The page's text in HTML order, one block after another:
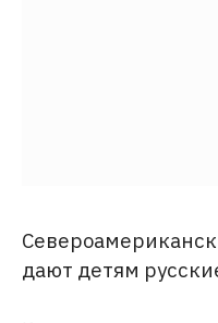
дают детям